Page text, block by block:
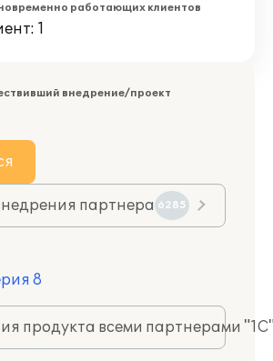
работающих клиентов
1
внедрение/проект
партнера 6285
8
продукта всеми партнерами